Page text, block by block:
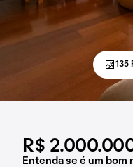
R$
Entenda se é um bom
135